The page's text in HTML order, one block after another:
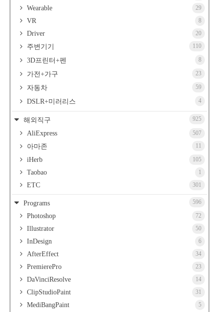
Wearable 29
VR 8
Driver 20
주변기기 110
3D프린터+펜 8
가전+가구 23
자동차 59
DSLR+미러리스 4
해외직구 925
AliExpress 507
아마존 11
iHerb 105
Taobao 1
ETC 301
Programs 596
Photoshop 72
Illustrator 50
InDesign 6
AfterEffect 34
PremierePro 23
DaVinciResolve 14
ClipStudioPaint 31
MediBangPaint 5